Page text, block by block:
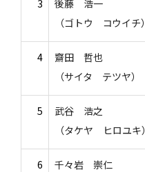
3
後藤 浩一
（ゴトウ コウイチ）
4
齋田 哲也
（サイタ テツヤ）
5
武谷 浩之
（タケヤ ヒロユキ）
6
千々岩 崇仁